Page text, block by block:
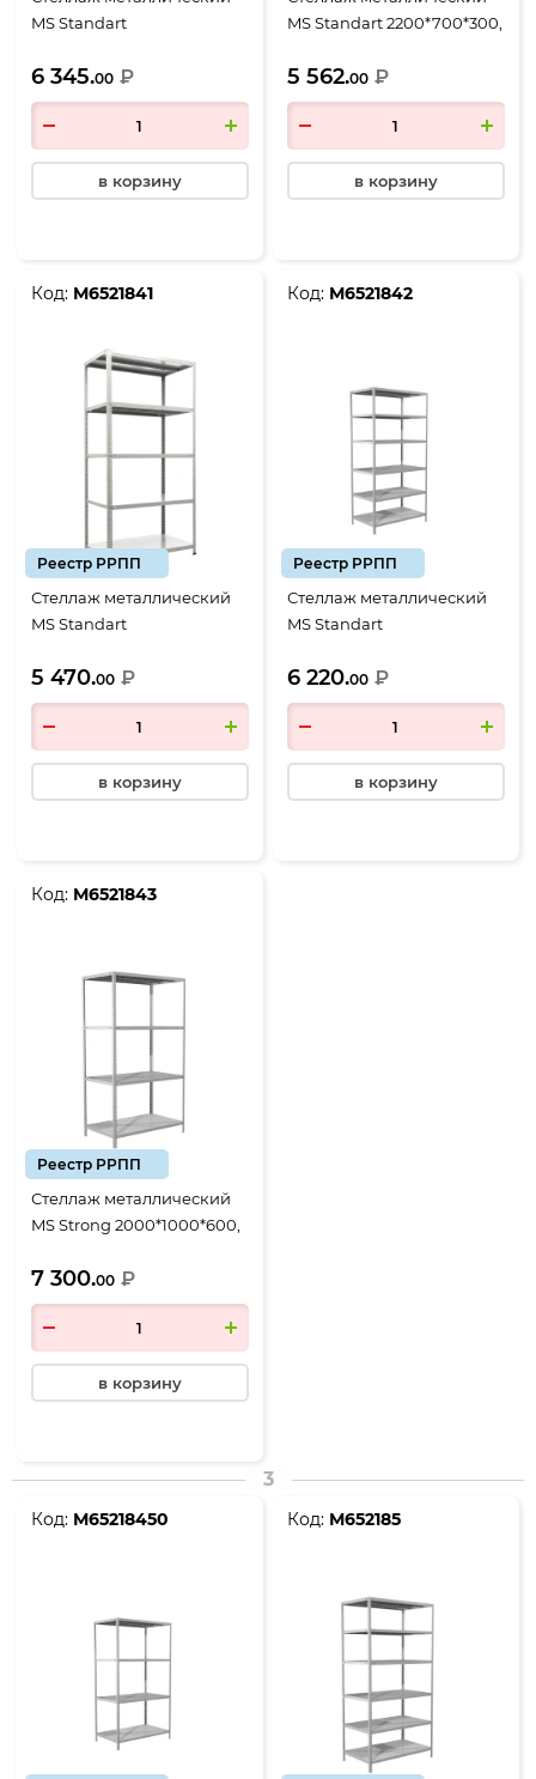
MS Standart
6 345.00 ₽
в корзину
MS Standart 2200*700*300,
5 562.00 ₽
в корзину
Код: М6521841
Реестр РРПП
Стеллаж металлический
MS Standart
5 470.00 ₽
в корзину
Код: М6521842
Реестр РРПП
Стеллаж металлический
MS Standart
6 220.00 ₽
в корзину
Код: М6521843
Реестр РРПП
Стеллаж металлический
MS Strong 2000*1000*600,
7 300.00 ₽
в корзину
3
Код: М65218450 Код: М652185